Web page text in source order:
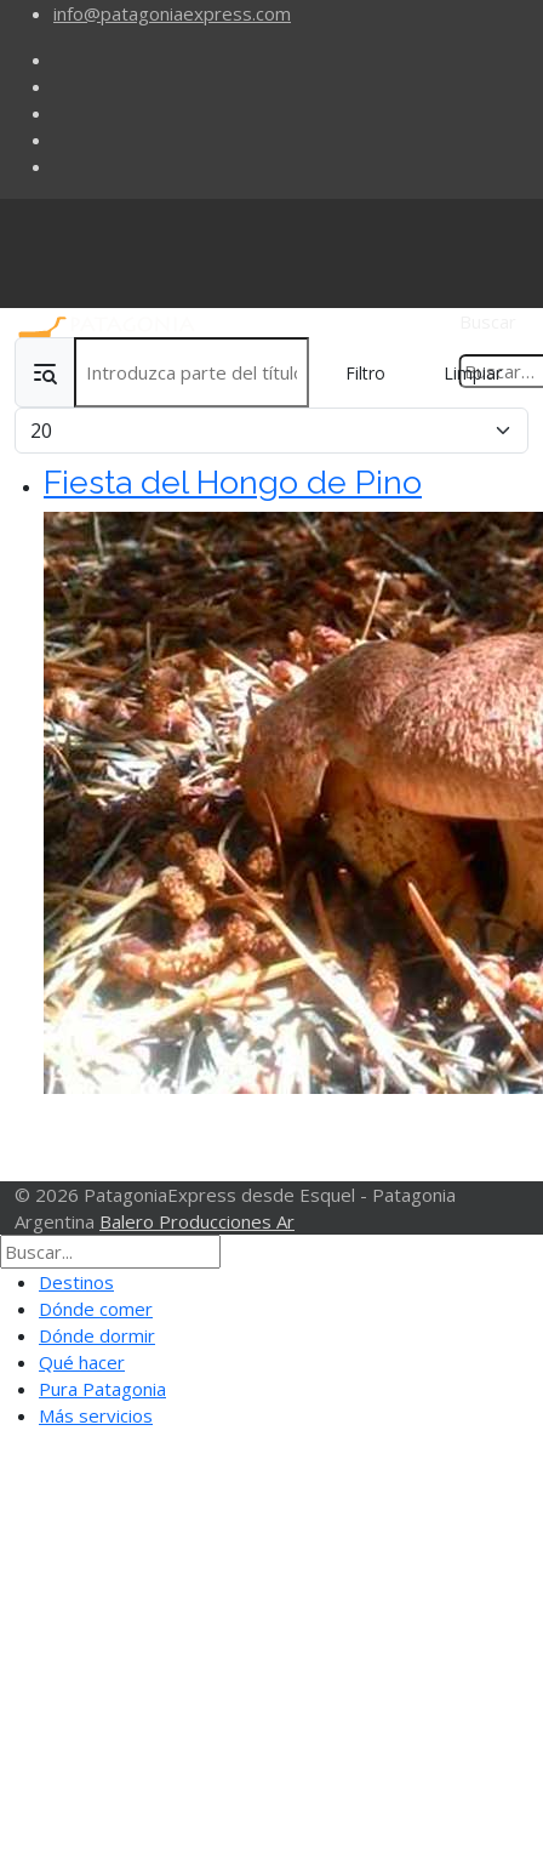
info@patagoniaexpress.com
Filtro Limpiar
Cantidad
Fiesta del Hongo de Pino
© 2026 PatagoniaExpress desde Esquel - Patagonia
Argentina Balero Producciones Ar
Destinos
Dónde comer
Dónde dormir
Qué hacer
Pura Patagonia
Más servicios